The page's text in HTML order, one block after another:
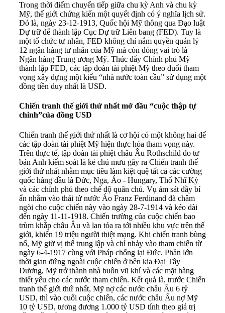
Trong thời điểm chuyển tiếp giữa chu kỳ Anh và chu kỳ
Mỹ, thế giới chứng kiến một quyết định có ý nghĩa lịch sử.
Đó là, ngày 23-12-1913, Quốc hội Mỹ thông qua Đạo luật
Dự trữ để thành lập Cục Dự trữ Liên bang (FED). Tuy là
một tổ chức tư nhân, FED không chỉ nắm quyền quản lý
12 ngân hàng tư nhân của Mỹ mà còn đóng vai trò là
Ngân hàng Trung ương Mỹ. Thúc đẩy Chính phủ Mỹ
thành lập FED, các tập đoàn tài phiệt Mỹ theo đuổi tham
vọng xây dựng một kiểu “nhà nước toàn cầu” sử dụng một
đồng tiền duy nhất là USD.
Chiến tranh thế giới thứ nhất mở đầu “cuộc thập tự
chinh”của đồng USD
Chiến tranh thế giới thứ nhất là cơ hội có một không hai để
các tập đoàn tài phiệt Mỹ hiện thực hóa tham vọng này.
Trên thực tế, tập đoàn tài phiệt châu Âu Rothschild do tư
bản Anh kiểm soát là kẻ chủ mưu gây ra Chiến tranh thế
giới thứ nhất nhằm mục tiêu làm kiệt quệ tất cả các cường
quốc hàng đầu là Đức, Nga, Áo - Hungary, Thổ Nhĩ Kỳ
và các chính phủ theo chế độ quân chủ. Vụ ám sát đầy bí
ẩn nhằm vào thái tử nước Áo Franz Ferdinand đã châm
ngòi cho cuộc chiến này vào ngày 28-7-1914 và kéo dài
đến ngày 11-11-1918. Chiến trường của cuộc chiến bao
trùm khắp châu Âu và lan tỏa ra tới nhiều khu vực trên thế
giới, khiến 19 triệu người thiệt mạng. Khi chiến tranh bùng
nổ, Mỹ giữ vị thế trung lập và chỉ nhảy vào tham chiến từ
ngày 6-4-1917 cùng với Pháp chống lại Đức. Phần lớn
thời gian đứng ngoài cuộc chiến ở bên kia Đại Tây
Dương, Mỹ trở thành nhà buôn vũ khí và các mặt hàng
thiết yếu cho các nước tham chiến. Kết quả là, trước Chiến
tranh thế giới thứ nhất, Mỹ nợ các nước châu Âu 6 tỷ
USD, thì vào cuối cuộc chiến, các nước châu Âu nợ Mỹ
10 tỷ USD, tương đương 1.000 tỷ USD tính theo giá trị